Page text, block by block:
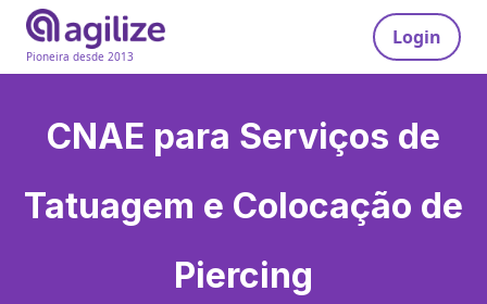
Pioneira desde 2013
Login
CNAE para Serviços de
Tatuagem e Colocação de
Piercing